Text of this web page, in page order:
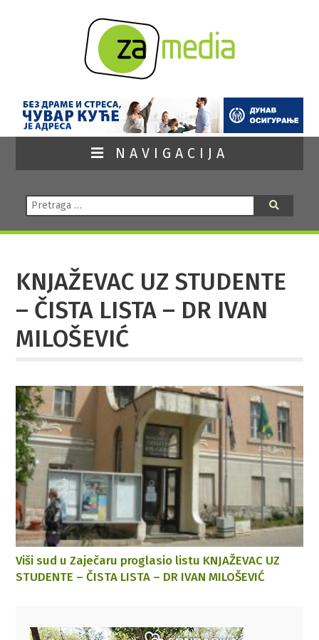
NAVIGACIJA
Pretraga:
KNJAŽEVAC UZ STUDENTE
– ČISTA LISTA – DR IVAN
MILOŠEVIĆ
Viši sud u Zaječaru proglasio listu KNJAŽEVAC UZ
STUDENTE – ČISTA LISTA – DR IVAN MILOŠEVIĆ